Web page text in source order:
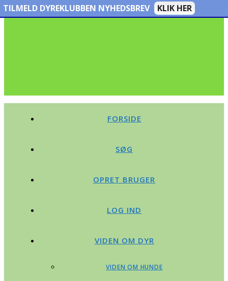
FORSIDE
SØG
OPRET BRUGER
LOG IND
VIDEN OM DYR
VIDEN OM HUNDE
TILMELD DYREKLUBBEN NYHEDSBREV KLIK HER